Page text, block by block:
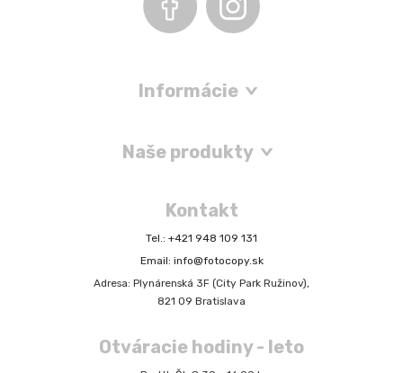
Informácie
Naše produkty
Kontakt
Tel.: +421 948 109 131
Email: info@fotocopy.sk
Adresa: Plynárenská 3F (City Park Ružinov),
821 09 Bratislava
Otváracie hodiny - leto